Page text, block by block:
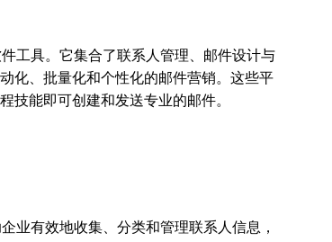
工具。它集合了联系人管理、邮件设计与
化、批量化和个性化的邮件营销。这些平
技能即可创建和发送专业的邮件。
业有效地收集、分类和管理联系人信息，